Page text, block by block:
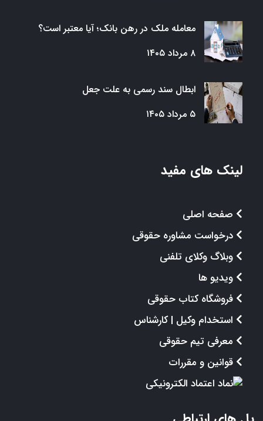
معامله ملک در رهن بانک؛ آیا معتبر است؟
۸ مرداد ۱۴۰۵
ابطال سند رسمی به علت جعل
۵ مرداد ۱۴۰۵
لینک های مفید
صفحه اصلی
درخواست مشاوره حقوقی
وبلاگ وکلای تلفنی
ویدیو ها
فروشگاه کتاب حقوقی
استخدام وکیل | کارشناس
معرفی تیم حقوقی
قوانین و مقررات